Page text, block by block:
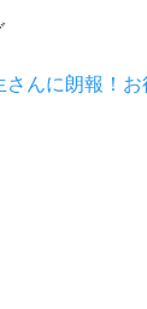
さんに朗報！